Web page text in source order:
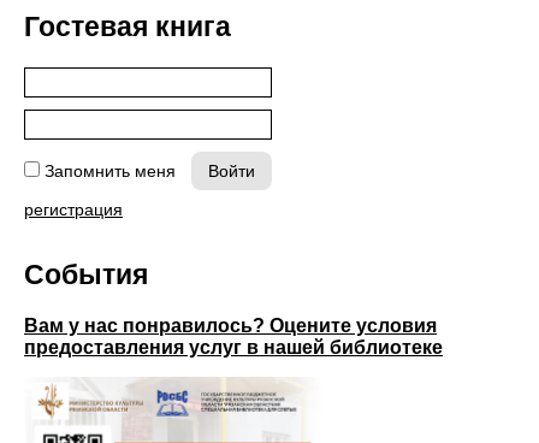
Гостевая книга
Запомнить меня
регистрация
События
Вам у нас понравилось? Оцените условия
предоставления услуг в нашей библиотеке